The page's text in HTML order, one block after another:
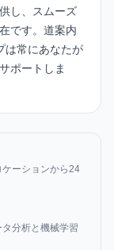
し、スムーズ
です。道案内
は常にあなたが
ポートしま
ーションから24
分析と機械学習